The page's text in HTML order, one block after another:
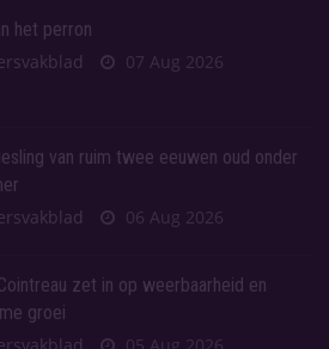
het perron
07 Aug 2026
van ruim twee eeuwen oud onder
06 Aug 2026
zet in op weerbaarheid en
groei
05 Aug 2026